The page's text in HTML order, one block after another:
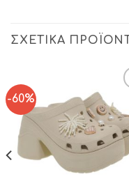
ΣΧΕΤΙΚΆ
-60%